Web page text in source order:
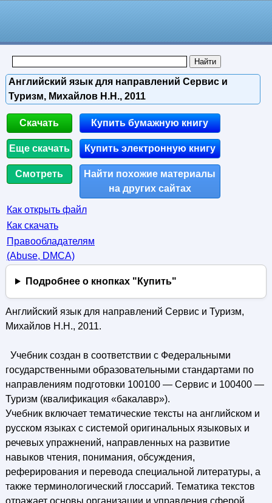
Английский язык для направлений Сервис и
Туризм, Михайлов Н.Н., 2011
Скачать
Еще скачать
Смотреть
Купить бумажную книгу
Купить электронную книгу
Найти похожие материалы
на других сайтах
Как открыть файл
Как скачать
Правообладателям
(Abuse, DMСA)
Подробнее о кнопках "Купить"
Английский язык для направлений Сервис и Туризм,
Михайлов Н.Н., 2011.
Учебник создан в соответствии с Федеральными
государственными образовательными стандартами по
направлениям подготовки 100100 — Сервис и 100400 —
Туризм (квалификация «бакалавр»).
Учебник включает тематические тексты на английском и
русском языках с системой оригинальных языковых и
речевых упражнений, направленных на развитие
навыков чтения, понимания, обсуждения,
реферирования и перевода специальной литературы, а
также терминологический глоссарий. Тематика текстов
отражает основы организации и управления сферой